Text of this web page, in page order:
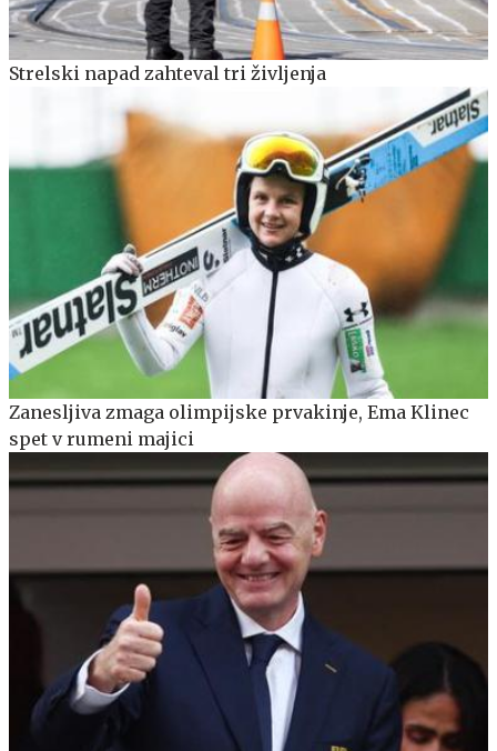
Strelski napad zahteval tri življenja
Zanesljiva zmaga olimpijske prvakinje, Ema Klinec
spet v rumeni majici